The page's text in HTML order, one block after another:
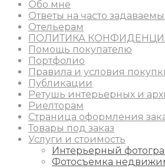
Обо мне
Ответы на часто
Отельерам
ПОЛИТИКА
Помощь покупателю
Портфолио
Правила и условия
Публикации
Ретушь интерьерных и
Риелторам
Страница оформления
Товары под заказ
Услуги и стоимость
Интерьерный
Фотосъемка